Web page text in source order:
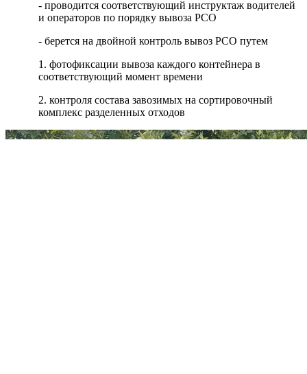
- проводится соответствующий инструктаж водителей
и операторов по порядку вывоза РСО
- берется на двойной контроль вывоз РСО путем
1. фотофиксации вывоза каждого контейнера в
соответствующий момент времени
2. контроля состава завозимых на сортировочный
комплекс разделенных отходов